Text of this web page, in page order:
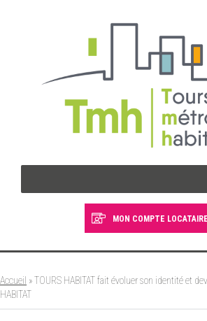
MON COMPTE LOCATAIRE
Accueil »TOURS HABITAT fait évoluer son identité et
HABITAT